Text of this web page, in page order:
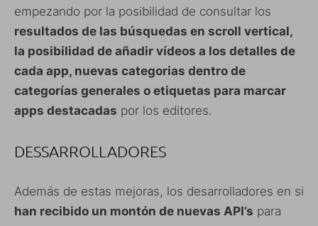
empezando por la posibilidad de consultar los
resultados de las búsquedas en scroll vertical,
la posibilidad de añadir vídeos a los detalles de
cada app, nuevas categorias dentro de
categorías generales o etiquetas para marcar
apps destacadas por los editores.
DESSARROLLADORES
Además de estas mejoras, los desarrolladores en si
han recibido un montón de nuevas API’s para